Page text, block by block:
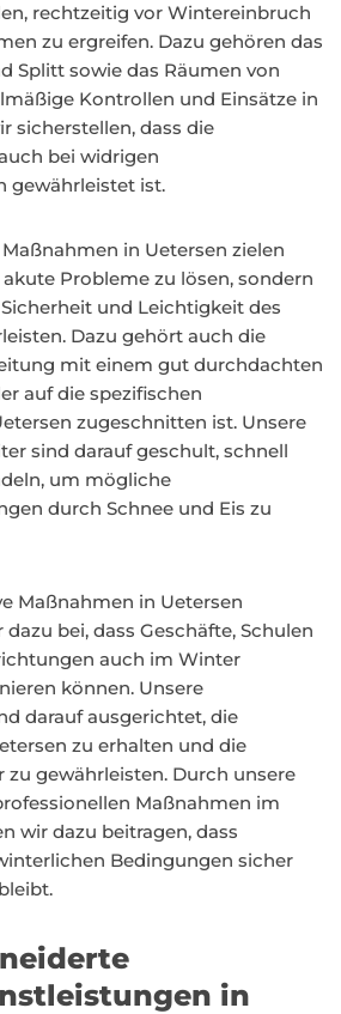
rechtzeitig vor Wintereinbruch
zu ergreifen. Dazu gehören das
Splitt sowie das Räumen von
Kontrollen und Einsätze in
sicherstellen, dass die
bei widrigen
gewährleistet ist.
in Uetersen zielen
Probleme zu lösen, sondern
und Leichtigkeit des
Dazu gehört auch die
mit einem gut durchdachten
auf die spezifischen
zugeschnitten ist. Unsere
sind darauf geschult, schnell
um mögliche
durch Schnee und Eis zu
Maßnahmen in Uetersen
bei, dass Geschäfte, Schulen
auch im Winter
können. Unsere
darauf ausgerichtet, die
zu erhalten und die
zu gewährleisten. Durch unsere
Maßnahmen im
wir dazu beitragen, dass
Bedingungen sicher
in